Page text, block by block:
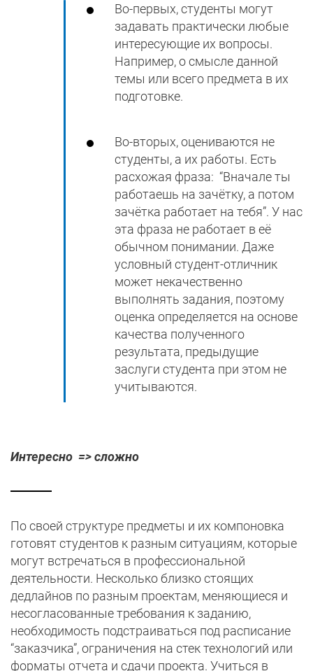
Во-первых, студенты могут
задавать практически любые
интересующие их вопросы.
Например, о смысле данной
темы или всего предмета в их
подготовке.
Во-вторых, оцениваются не
студенты, а их работы. Есть
расхожая фраза: “Вначале ты
работаешь на зачётку, а потом
зачётка работает на тебя”. У нас
эта фраза не работает в её
обычном понимании. Даже
условный студент-отличник
может некачественно
выполнять задания, поэтому
оценка определяется на основе
качества полученного
результата, предыдущие
заслуги студента при этом не
учитываются.
Интересно => сложно
По своей структуре предметы и их компоновка
готовят студентов к разным ситуациям, которые
могут встречаться в профессиональной
деятельности. Несколько близко стоящих
дедлайнов по разным проектам, меняющиеся и
несогласованные требования к заданию,
необходимость подстраиваться под расписание
“заказчика”, ограничения на стек технологий или
форматы отчета и сдачи проекта. Учиться в